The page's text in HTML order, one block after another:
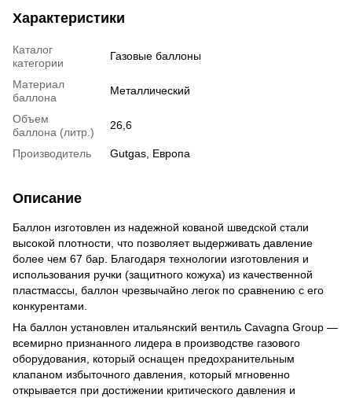
Характеристики
Каталог
категории
Газовые баллоны
Материал
баллона
Металлический
Объем
баллона (литр.)
26,6
Производитель Gutgas, Европа
Описание
Баллон изготовлен из надежной кованой шведской стали
высокой плотности, что позволяет выдерживать давление
более чем 67 бар. Благодаря технологии изготовления и
использования ручки (защитного кожуха) из качественной
пластмассы, баллон чрезвычайно легок по сравнению с его
конкурентами.
На баллон установлен итальянский вентиль Сavagna Group —
всемирно признанного лидера в производстве газового
оборудования, который оснащен предохранительным
клапаном избыточного давления, который мгновенно
открывается при достижении критического давления и